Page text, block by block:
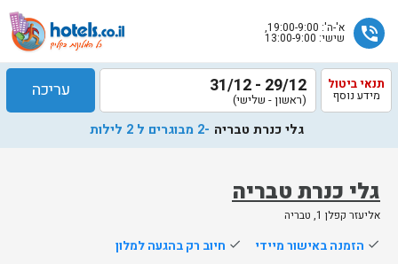
phone_in_talk א'-ה': 19:00-9:00,
שישי: 13:00-9:00
גלי כנרת טבריה
אליעזר קפלן 1, טבריה
תנאי ביטול
מידע נוסף 29/12 - 31/12
(ראשון - שלישי) עריכה
גלי כנרת טבריה -2 מבוגרים ל 2 לילות
done הזמנה באישור מיידי done חיוב רק בהגעה למלון
שלח